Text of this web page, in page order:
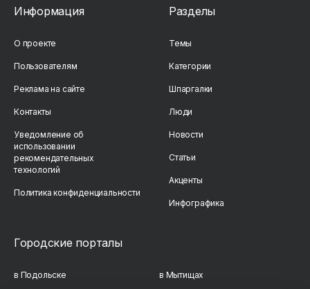
Информация
О проекте
Пользователям
Реклама на сайте
Контакты
Уведомление об
использовании
рекомендательных
технологий
Политика конфиденциальности
Разделы
Темы
Категории
Шпаргалки
Люди
Новости
Статьи
Акценты
Инфографика
Городские порталы
в Подольске в Мытищах